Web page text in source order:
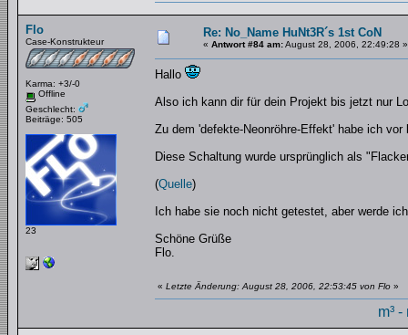
Flo
Case-Konstrukteur
Karma: +3/-0
Offline
Geschlecht:
Beiträge: 505
23
Re: No_Name HuNt3R´s 1st CoN
« Antwort #84 am:August 28, 2006, 22:49:28 »
Hallo
Also ich kann dir für dein Projekt bis jetzt nur
Zu dem 'defekte-Neonröhre-Effekt' habe ich
Diese Schaltung wurde ursprünglich als
(Quelle)
Ich habe sie noch nicht getestet, aber werde
Schöne Grüße
Flo.
« Letzte Änderung: August 28, 2006, 22:53:45 von Flo »
m³